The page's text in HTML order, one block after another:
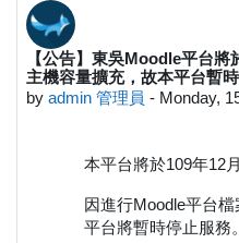
【公告】東吳Moodle平台將
主機容量擴充，故本平台暫時
by admin 管理員 - Monday,
Number of replies: 0
本平台將於109年12
因進行Moodle平台
平台將暫時停止服務。